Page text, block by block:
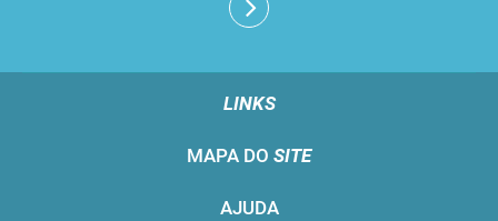
LINKS
MAPA DO SITE
AJUDA